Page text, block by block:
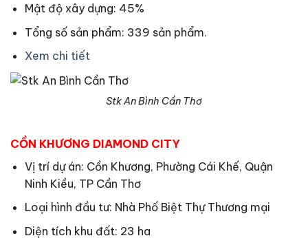
Mật độ xây dựng: 45%
Tổng số sản phẩm: 339 sản phẩm.
Xem chi tiết
Stk An Bình Cần Thơ
CỒN KHƯƠNG DIAMOND CITY
Vị trí dự án: Cồn Khương, Phường Cái Khế, Quận
Ninh Kiều, TP Cần Thơ
Loại hình đầu tư: Nhà Phố Biệt Thự Thương mại
Diện tích khu đất: 23 ha